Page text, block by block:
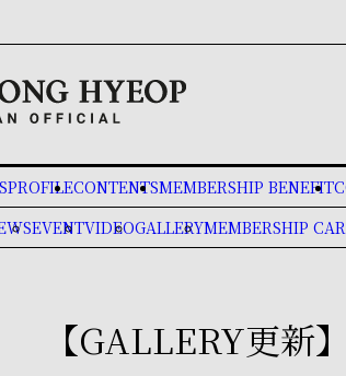
PROFILECONTENTSMEMBERSHIP BENEFIT
EVENTVIDEOGALLERYMEMBERSHIP
【GALLERY更